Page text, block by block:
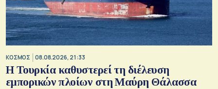
ΚΟΣΜΟΣ 08.08.2026, 21:33
Η Τουρκία καθυστερεί τη διέλευση
εμπορικών πλοίων στη Μαύρη Θάλασσα